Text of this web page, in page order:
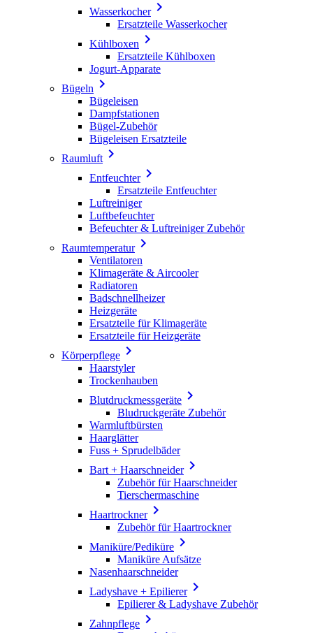
Wasserkocher
Ersatzteile Wasserkocher
Kühlboxen 
Ersatzteile Kühlboxen
Jogurt-Apparate
Bügeln 
Bügeleisen
Dampfstationen
Bügel-Zubehör
Bügeleisen Ersatzteile
Raumluft 
Entfeuchter
Ersatzteile Entfeuchter
Luftreiniger
Luftbefeuchter
Befeuchter & Luftreiniger Zubehör
Raumtemperatur
Ventilatoren
Klimageräte & Aircooler
Radiatoren
Badschnellheizer
Heizgeräte
Ersatzteile für Klimageräte
Ersatzteile für Heizgeräte
Körperpflege 
Haarstyler
Trockenhauben
Blutdruckmessgeräte 
Bludruckgeräte Zubehör
Warmluftbürsten
Haarglätter
Fuss + Sprudelbäder
Bart + Haarschneider
Zubehör für Haarschneider
Tierschermaschine
Haartrockner
Zubehör für Haartrockner
Maniküre/Pediküre 
Maniküre Aufsätze
Nasenhaarschneider
Ladyshave + Epilierer
Epilierer & Ladyshave Zubehör
Zahnpflege 